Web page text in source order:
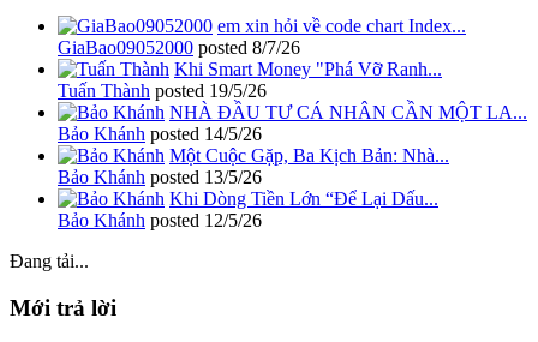
em xin hỏi về code chart Index...
GiaBao09052000 posted 8/7/26
Khi Smart Money "Phá Vỡ Ranh...
Tuấn Thành posted 19/5/26
NHÀ ĐẦU TƯ CÁ NHÂN CẦN MỘT LA...
Bảo Khánh posted 14/5/26
Một Cuộc Gặp, Ba Kịch Bản: Nhà...
Bảo Khánh posted 13/5/26
Khi Dòng Tiền Lớn “Để Lại Dấu...
Bảo Khánh posted 12/5/26
Đang tải...
Mới trả lời